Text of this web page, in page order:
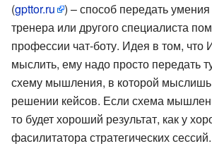
(gpttor.ru
) – способ передать
тренера или другого специалиста
профессии чат-боту. Идея в том, что
мыслить, ему надо просто передать
схему мышления, в которой
решении кейсов. Если схема
то будет хороший результат, как у
фасилитатора стратегических сессий.